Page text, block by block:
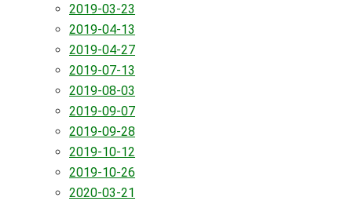
2019-03-23
2019-04-13
2019-04-27
2019-07-13
2019-08-03
2019-09-07
2019-09-28
2019-10-12
2019-10-26
2020-03-21